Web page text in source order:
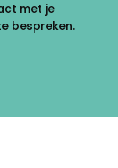
met je
bespreken.